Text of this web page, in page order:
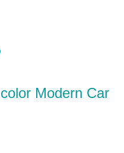
Modern Car